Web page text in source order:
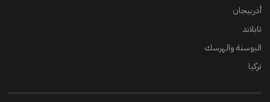
أذربيجان
تايلاند
البوسنة والهرسك
تركيا